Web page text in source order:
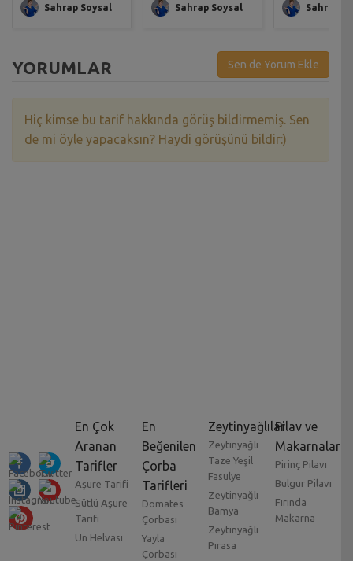
Sahrap Soysal Sahrap Soysal Sahrap
YORUMLAR Sen de Yorum Ekle
Hiç kimse bu tarif hakkında görüş bildirmemiş. Sen
de mi öyle yapacaksın? Haydi görüşünü bildir:)
En Çok
Aranan
Tarifler
Aşure Tarifi
Sütlü Aşure
Tarifi
Un Helvası
En
Beğenilen
Çorba
Tarifleri
Domates
Çorbası
Yayla
Çorbası
Zeytinyağlılar
Zeytinyağlı
Taze Yeşil
Fasulye
Zeytinyağlı
Bamya
Zeytinyağlı
Pırasa
Pilav ve
Makarnalar
Pirinç Pilavı
Bulgur Pilavı
Fırında
Makarna